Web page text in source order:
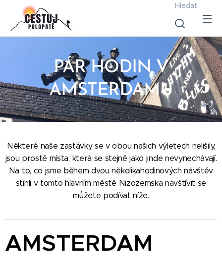
Hledat
PÁR HODIN V
AMSTERDAMU
Některé naše zastávky se v obou našich výletech nelišily,
jsou prostě místa, která se stejně jako jinde nevynechávají.
Na to, co jsme během dvou několikahodinových návštěv
stihli v tomto hlavním městě Nizozemska navštívit se
můžete podívat níže.
AMSTERDAM